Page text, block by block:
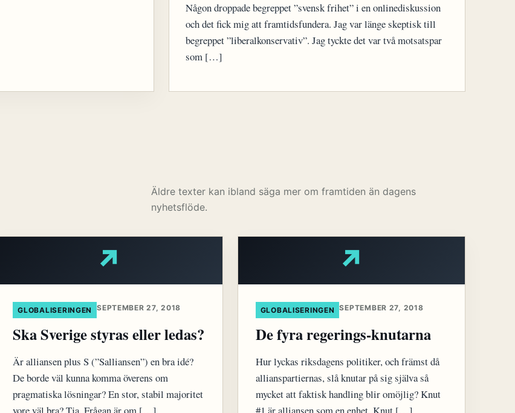
Någon droppade begreppet ”svensk frihet” i en onlinediskussion
och det fick mig att framtidsfundera. Jag var länge skeptisk till
begreppet ”liberalkonservativ”. Jag tyckte det var två motsatspar
som […]
Äldre texter kan ibland säga mer om framtiden än dagens
nyhetsflöde.
↗
GLOBALISERINGEN SEPTEMBER 27, 2018
Ska Sverige styras eller ledas?
Är alliansen plus S (”Salliansen”) en bra idé?
De borde väl kunna komma överens om
pragmatiska lösningar? En stor, stabil majoritet
↗
GLOBALISERINGEN SEPTEMBER 27, 2018
De fyra regerings-knutarna
Hur lyckas riksdagens politiker, och främst då
allianspartiernas, slå knutar på sig själva så
mycket att faktisk handling blir omöjlig? Knut